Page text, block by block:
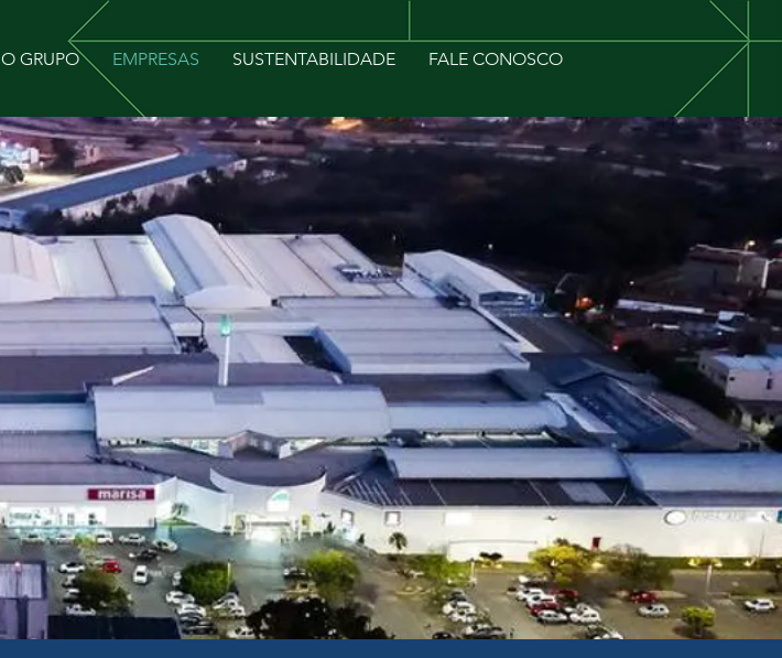
O GRUPO EMPRESAS SUSTENTABILIDADE FALE CONOSCO